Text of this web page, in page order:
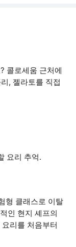
콜로세움 근처에
, 젤라토를 직접
요리 추억.
형 클래스로 이탈
인 현지 셰프의
리를 처음부터